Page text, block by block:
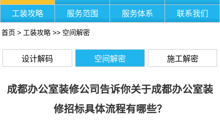
工装攻略 服务范围 服务体系 联系我们
首页 > 工装攻略 >> 空间解密
设计解码 空间解密 施工解密
成都办公室装修公司告诉你关于成都办公室装
修招标具体流程有哪些？